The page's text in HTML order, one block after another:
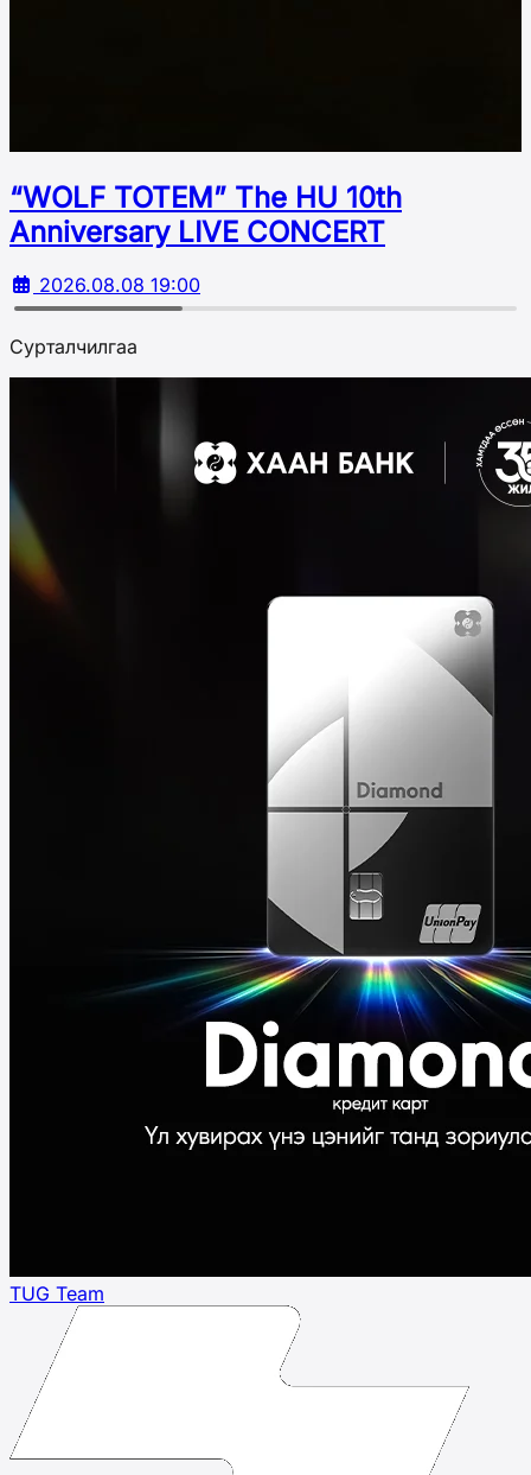
“WOLF TOTEM” The HU 10th
Аnniversary LIVE CONCERT
2026.08.08 19:00
Сурталчилгаа
TUG Team